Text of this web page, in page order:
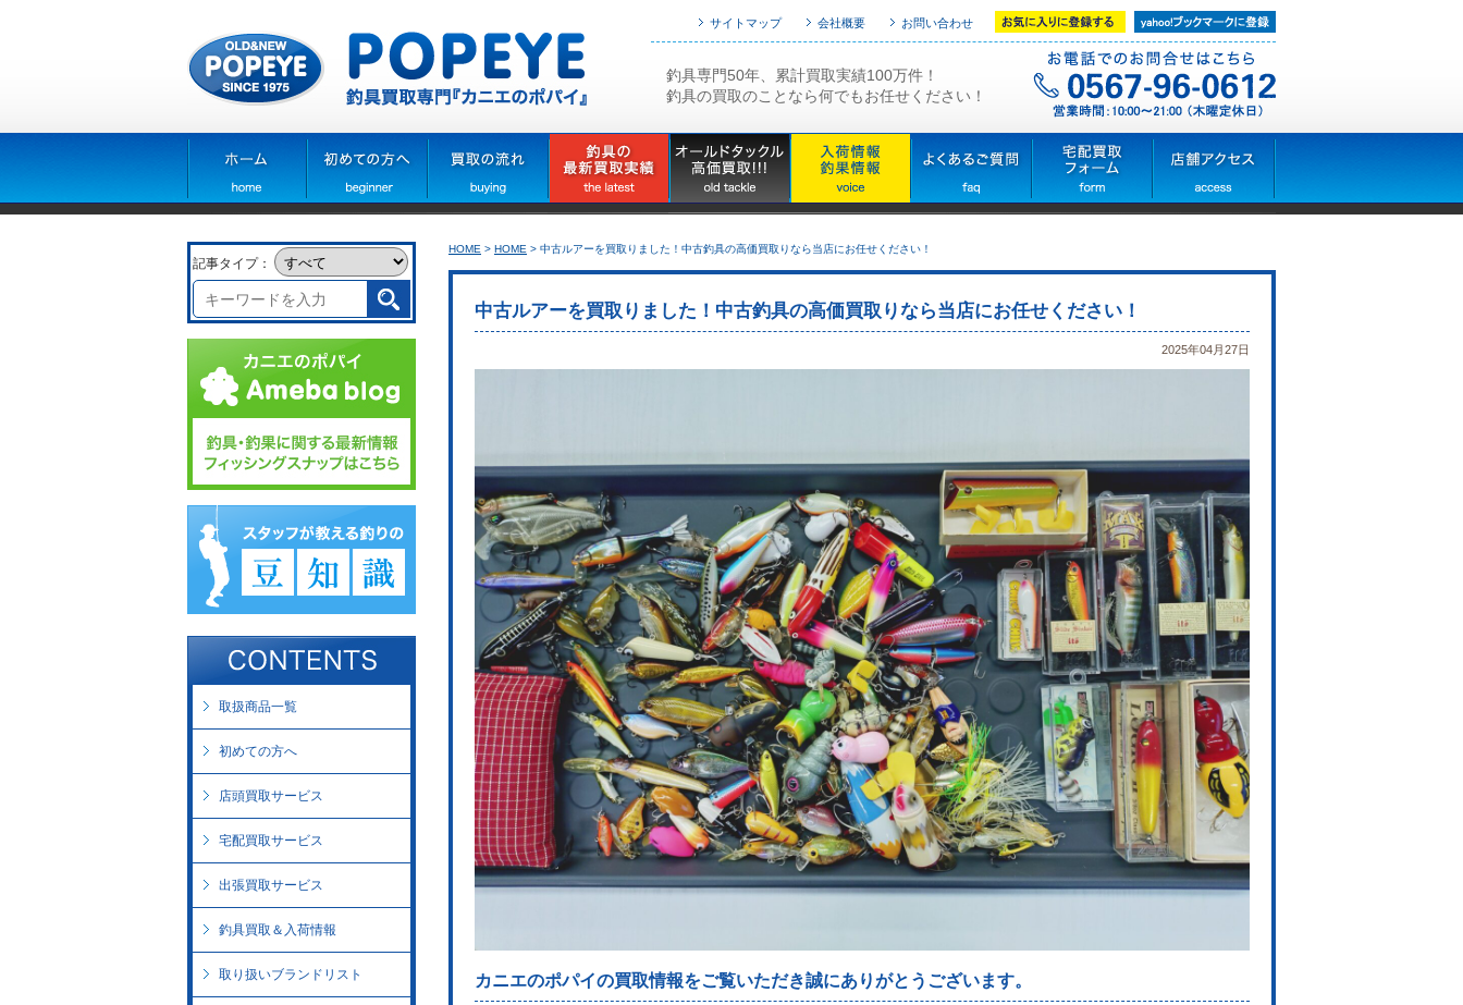
サイトマップ 会社概要 お問い合わせ
釣具専門50年、累計買取実績100万件！
釣具の買取のことなら何でもお任せください！
HOME > HOME > 中古ルアーを買取りました！中古釣具の高価買取りなら当店にお任せください！
中古ルアーを買取りました！中古釣具の高価買取りなら当店にお任せください！
2025年04月27日
カニエのポパイの買取情報をご覧いただき誠にありがとうございます。
記事タイプ：
取扱商品一覧
初めての方へ
店頭買取サービス
宅配買取サービス
出張買取サービス
釣具買取＆入荷情報
取り扱いブランドリスト